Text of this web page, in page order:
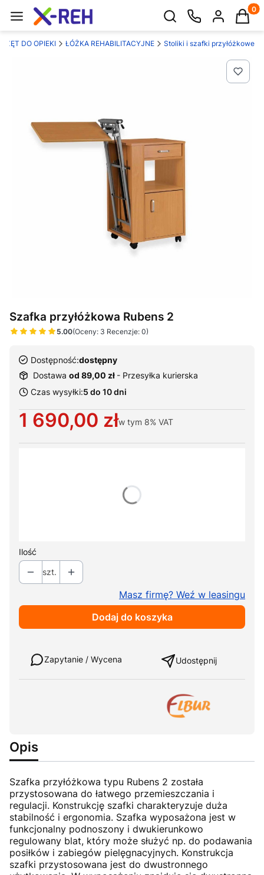
Otwórz wyszukiwarkę
DO OPIEKI ŁÓŻKA REHABILITACYJNE Stoliki i szafki przyłóżkowe
Szafka przyłóżkowa Rubens 2
5.00(Oceny: 3 Recenzje: 0)
Dostępność:dostępny
Dostawa od 89,00 zł - Przesyłka kurierska
Czas wysyłki:5 do 10 dni
Cena
1 690,00 złw tym 8% VAT
Ilość
szt.
Masz firmę? Weź w leasingu
Dodaj do koszyka
Zapytanie / Wycena Udostępnij
Opis
Szafka przyłóżkowa typu Rubens 2 została
przystosowana do łatwego przemieszczania i
regulacji. Konstrukcję szafki charakteryzuje duża
stabilność i ergonomia. Szafka wyposażona jest w
funkcjonalny podnoszony i dwukierunkowo
regulowany blat, który może służyć np. do podawania
posiłków i zabiegów pielęgnacyjnych. Konstrukcja
szafki przystosowana jest do dwustronnego